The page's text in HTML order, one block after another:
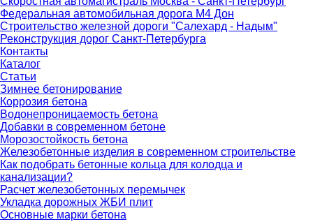
Федеральная автомобильная дорога М4 Дон
Строительство железной дороги "Салехард - Надым"
Реконструкция дорог Санкт-Петербурга
Контакты
Каталог
Статьи
Зимнее бетонирование
Коррозия бетона
Водонепроницаемость бетона
Добавки в современном бетоне
Морозостойкость бетона
Железобетонные изделия в современном строительстве
Как подобрать бетонные кольца для колодца и
канализации?
Расчет железобетонных перемычек
Укладка дорожных ЖБИ плит
Основные марки бетона